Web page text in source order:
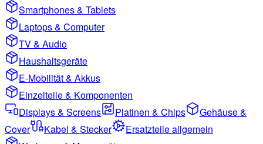
Smartphones & Tablets
Laptops & Computer
TV & Audio
Haushaltsgeräte
E-Mobilität & Akkus
Einzelteile & Komponenten
Displays & Screens
Platinen & Chips
Gehäuse &
Cover
Kabel & Stecker
Ersatzteile allgemein